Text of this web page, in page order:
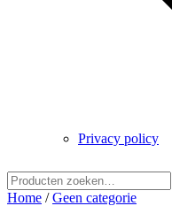
Privacy policy
naar:
Home /Geen categorie